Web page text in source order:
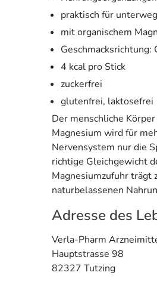
praktisch für
mit organischem
Geschmacksrichtung:
4 kcal pro Stick
zuckerfrei
glutenfrei, laktosefrei
Der menschliche
Magnesium wird für
Nervensystem nur die
richtige Gleichgewicht
Magnesiumzufuhr trägt
naturbelassenen
Adresse des
Verla-Pharm
Hauptstrasse 98
82327 Tutzing